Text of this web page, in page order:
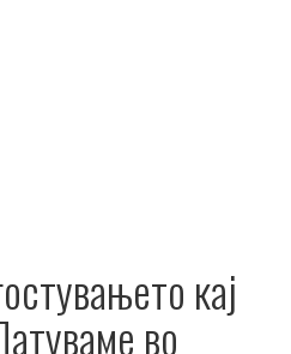
кај
во